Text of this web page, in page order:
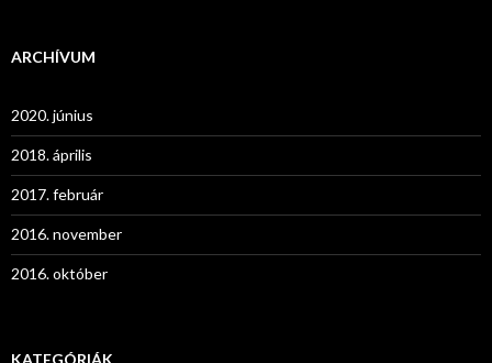
ARCHÍVUM
2020. június
2018. április
2017. február
2016. november
2016. október